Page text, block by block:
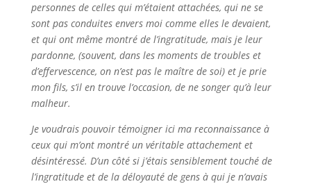
personnes de celles qui m’étaient attachées, qui ne se
sont pas conduites envers moi comme elles le devaient,
et qui ont même montré de l’ingratitude, mais je leur
pardonne, (souvent, dans les moments de troubles et
d’effervescence, on n’est pas le maître de soi) et je prie
mon fils, s’il en trouve l’occasion, de ne songer qu’à leur
malheur.
Je voudrais pouvoir témoigner ici ma reconnaissance à
ceux qui m’ont montré un véritable attachement et
désintéressé. D’un côté si j’étais sensiblement touché de
l’ingratitude et de la déloyauté de gens à qui je n’avais